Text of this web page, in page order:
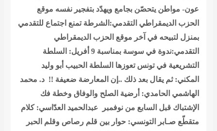
عون- مواطن يتحصّن بجامع ويهدّد بتفجير نفسه موقع
الحزب الديمقراطي التقدمي:الشرطة تمنع اجتماع للتقدمي
بمنزل لتبيحه في آخر موقع الحزب الديمقراطي
التقدمي:ندوة في سوسة بمناسبة 9 أفريل: السلطة
التشريعية في تونس تعوزها السلطة الحبيب أبو وليد
المكني: ثم يقال بعد ذلك ..إن المعارضة ضعيفة !! د. محمد
الهاشمي الحامدي: أرضية الصلح والوفاق وخطة فك
الإشتباك قبل السابع من نوفمبر
عبدالحميد العدّاسي: كلام
متقطّع صـابر التونسي: حوار بين قلم رصاص وقلم الحبر